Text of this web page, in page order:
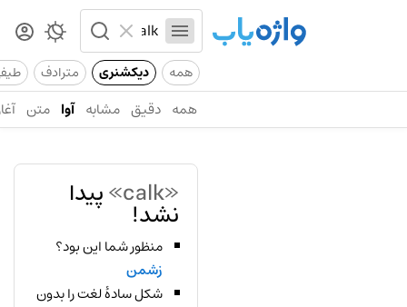
همه دیکشنری مترادف
همه دقیق مشابه آوا متن
«calk» پیدا
نشد!
منظور شما این بود؟
زشمن
شکل سادهٔ لغت را بدون